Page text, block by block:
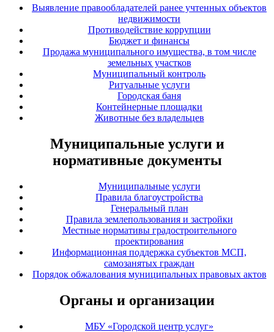
Выявление правообладателей ранее учтенных объектов
недвижимости
Противодействие коррупции
Бюджет и финансы
Продажа муниципального имущества, в том числе
земельных участков
Муниципальный контроль
Ритуальные услуги
Городская баня
Контейнерные площадки
Животные без владельцев
Муниципальные услуги и
нормативные документы
Муниципальные услуги
Правила благоустройства
Генеральный план
Правила землепользования и застройки
Местные нормативы градостроительного
проектирования
Информационная поддержка субъектов МСП,
самозанятых граждан
Порядок обжалования муниципальных правовых актов
Органы и организации
МБУ «Городской центр услуг»